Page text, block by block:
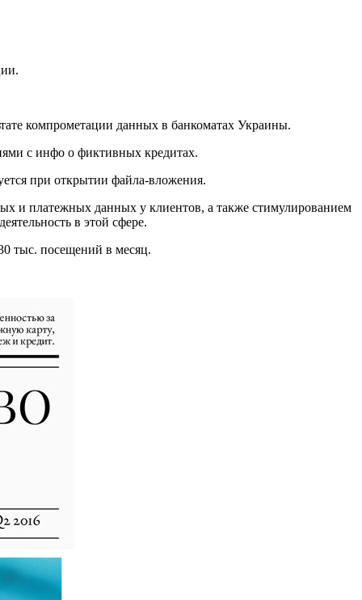
компрометации данных в банкоматах Украины.
с инфо о фиктивных кредитах.
при открытии файла-вложения.
и платежных данных у клиентов, а также стимулированием
в этой сфере.
тыс. посещений в месяц.